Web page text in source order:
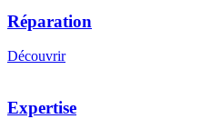
Réparation
Découvrir
Expertise